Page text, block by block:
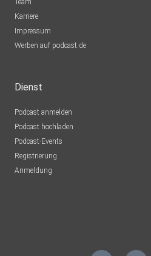
Team
Karriere
Impressum
Werben auf podcast.de
Dienst
Podcast anmelden
Podcast hochladen
Podcast-Events
Registrierung
Anmeldung